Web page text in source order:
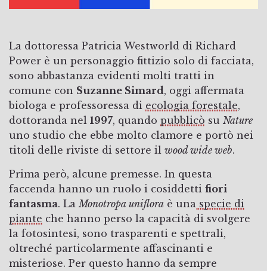
La dottoressa Patricia Westworld di Richard
Power è un personaggio fittizio solo di facciata,
sono abbastanza evidenti molti tratti in
comune con Suzanne Simard, oggi affermata
biologa e professoressa di ecologia forestale,
dottoranda nel 1997, quando pubblicò su Nature
uno studio che ebbe molto clamore e portò nei
titoli delle riviste di settore il wood wide web.
Prima però, alcune premesse. In questa
faccenda hanno un ruolo i cosiddetti fiori
fantasma. La Monotropa uniflora è una specie di
piante che hanno perso la capacità di svolgere
la fotosintesi, sono trasparenti e spettrali,
oltreché particolarmente affascinanti e
misteriose. Per questo hanno da sempre